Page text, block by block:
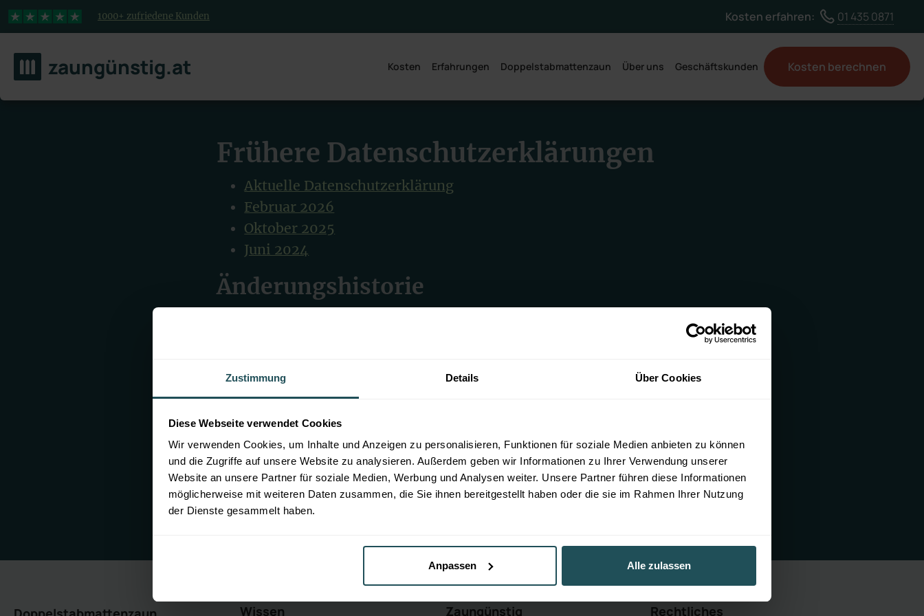
Zustimmung Details Über Cookies
Diese Webseite verwendet Cookies
Wir verwenden Cookies, um Inhalte und Anzeigen zu personalisieren, Funktionen für soziale Medien anbieten zu können
und die Zugriffe auf unsere Website zu analysieren. Außerdem geben wir Informationen zu Ihrer Verwendung unserer
Website an unsere Partner für soziale Medien, Werbung und Analysen weiter. Unsere Partner führen diese Informationen
möglicherweise mit weiteren Daten zusammen, die Sie ihnen bereitgestellt haben oder die sie im Rahmen Ihrer Nutzung
der Dienste gesammelt haben.
Anpassen Alle zulassen
Wähle ein anderes Land, um Inhalte für deinen Standort zu sehen Land ändern
4,3 Sterne 1000+ zufriedene Kunden Kosten erfahren: 01 435 0871
zaungünstig.at Kosten Erfahrungen Doppelstabmattenzaun Über uns Geschäftskunden Kosten berechnen
Frühere Datenschutzerklärungen
Aktuelle Datenschutzerklärung
Februar 2026
Oktober 2025
Juni 2024
Änderungshistorie
Ergänzungen neuer Subunternehmen: Railway, Google Ads, Meta,
Änderung bestehender Subunternehmen: Google
01. Februar 2026
Ergänzung zum Datenschutzbeauftragten
01. Oktober 2025
Ergänzung neuer Subunternehmen: Sevdesk, Traunzaun Handels
GmbH, Distancematrix AI, Neon, Cloudconvert, Cloudflare, Open AI,
Aircall
Wissen Zaungünstig Rechtliches